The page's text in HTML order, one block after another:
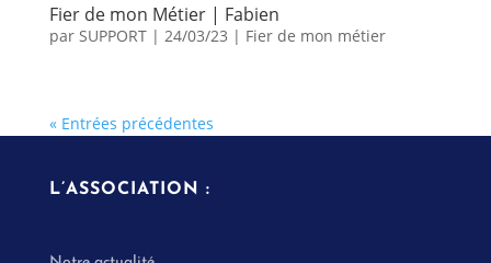
Fier de mon Métier | Fabien
par SUPPORT| 24/03/23 | Fier de mon métier
« Entrées précédentes
L’ASSOCIATION :